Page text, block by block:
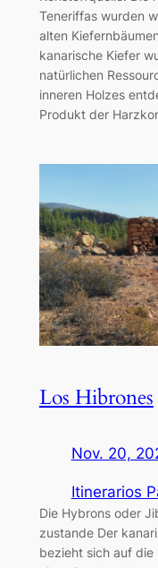
Teneriffas wurden
alten
kanarische Kiefer
natürlichen
inneren Holzes
Produkt der
Los Hibrones
Nov. 20,
Itinerarios
Die Hybrons oder
zustande Der
bezieht sich auf die